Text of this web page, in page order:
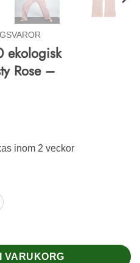
ekologisk
Rose –
inom 2 veckor
merinoull/silke - Dusty Rose -
VARUKORG